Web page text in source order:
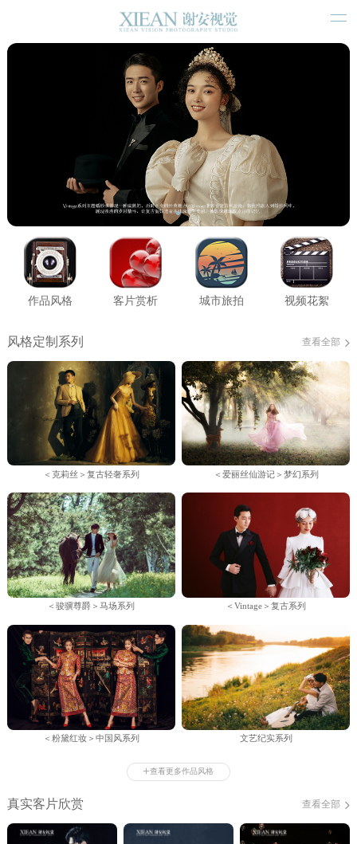
作品风格 客片赏析 城市旅拍 视频花絮
风格定制系列 查看全部
＜克莉丝＞复古轻奢系列 ＜爱丽丝仙游记＞梦幻系列
＜骏骥尊爵＞马场系列 ＜Vintage＞复古系列
＜粉黛红妆＞中国风系列 文艺纪实系列
+查看更多作品风格
真实客片欣赏 查看全部